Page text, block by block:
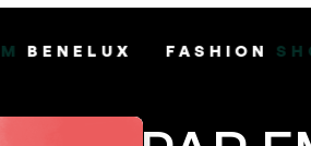
FASHION SHOWROOM